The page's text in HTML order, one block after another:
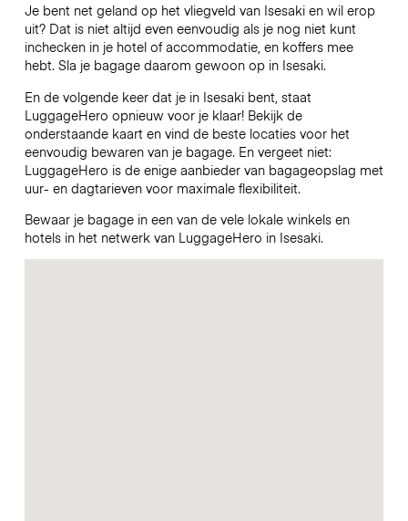
Je bent net geland op het vliegveld van Isesaki en wil erop
uit? Dat is niet altijd even eenvoudig als je nog niet kunt
inchecken in je hotel of accommodatie, en koffers mee
hebt. Sla je bagage daarom gewoon op in Isesaki.
En de volgende keer dat je in Isesaki bent, staat
LuggageHero opnieuw voor je klaar! Bekijk de
onderstaande kaart en vind de beste locaties voor het
eenvoudig bewaren van je bagage. En vergeet niet:
LuggageHero is de enige aanbieder van bagageopslag met
uur- en dagtarieven voor maximale flexibiliteit.
Bewaar je bagage in een van de vele lokale winkels en
hotels in het netwerk van LuggageHero in Isesaki.